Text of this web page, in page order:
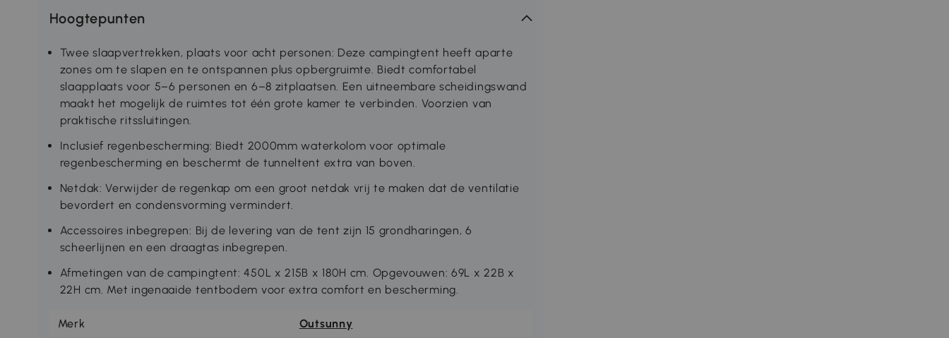
Hoogtepunten
Twee slaapvertrekken, plaats voor acht personen: Deze campingtent heeft aparte
zones om te slapen en te ontspannen plus opbergruimte. Biedt comfortabel
slaapplaats voor 5–6 personen en 6–8 zitplaatsen. Een uitneembare scheidingswand
maakt het mogelijk de ruimtes tot één grote kamer te verbinden. Voorzien van
praktische ritssluitingen.
Inclusief regenbescherming: Biedt 2000mm waterkolom voor optimale
regenbescherming en beschermt de tunneltent extra van boven.
Netdak: Verwijder de regenkap om een groot netdak vrij te maken dat de ventilatie
bevordert en condensvorming vermindert.
Accessoires inbegrepen: Bij de levering van de tent zijn 15 grondharingen, 6
scheerlijnen en een draagtas inbegrepen.
Afmetingen van de campingtent: 450L x 215B x 180H cm. Opgevouwen: 69L x 22B x
22H cm. Met ingenaaide tentbodem voor extra comfort en bescherming.
Merk Outsunny